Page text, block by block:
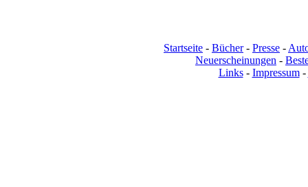
Startseite - Bücher- Presse -
Neuerscheinungen -
Links- Impressum-